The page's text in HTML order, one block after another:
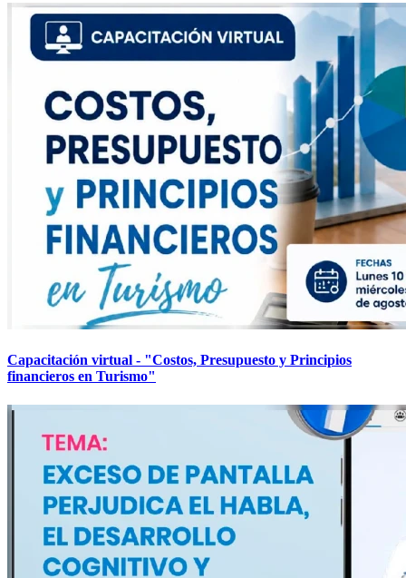
Capacitación virtual - "Costos, Presupuesto y Principios
financieros en Turismo"